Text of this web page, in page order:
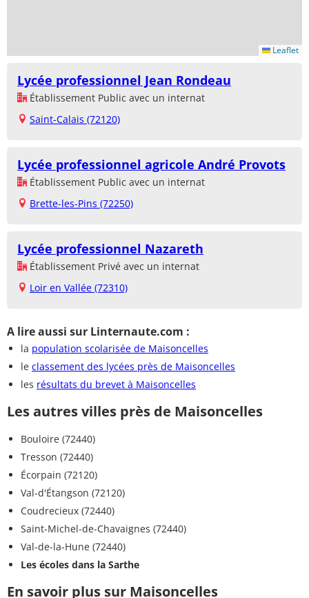
Leaflet
Lycée professionnel Jean Rondeau
Établissement Public avec un internat
Saint-Calais (72120)
Lycée professionnel agricole André Provots
Établissement Public avec un internat
Brette-les-Pins (72250)
Lycée professionnel Nazareth
Établissement Privé avec un internat
Loir en Vallée (72310)
A lire aussi sur Linternaute.com :
la population scolarisée de Maisoncelles
le classement des lycées près de Maisoncelles
les résultats du brevet à Maisoncelles
Les autres villes près de Maisoncelles
Bouloire (72440)
Tresson (72440)
Écorpain (72120)
Val-d'Étangson (72120)
Coudrecieux (72440)
Saint-Michel-de-Chavaignes (72440)
Val-de-la-Hune (72440)
Les écoles dans la Sarthe
En savoir plus sur Maisoncelles